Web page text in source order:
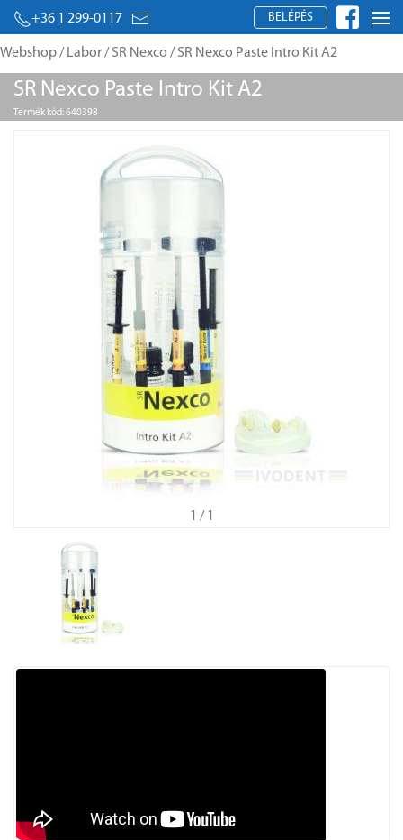
+36 1 299-0117 BELÉPÉS
Webshop/ Labor/ SR Nexco / SR Nexco Paste Intro Kit A2
SR Nexco Paste Intro Kit A2
Termék kód: 640398
1 / 1